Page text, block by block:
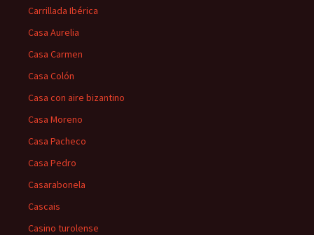
Carrillada Ibérica
Casa Aurelia
Casa Carmen
Casa Colón
Casa con aire bizantino
Casa Moreno
Casa Pacheco
Casa Pedro
Casarabonela
Cascais
Casino turolense